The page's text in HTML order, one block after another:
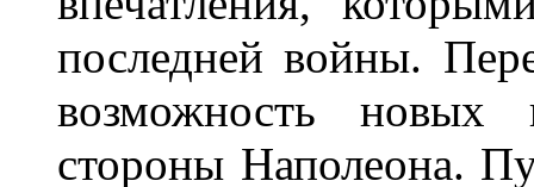
последней войны.
возможность новых
стороны Наполеона.